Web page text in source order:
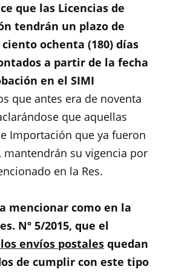
que las Licencias de
tendrán un plazo de
ochenta (180) días
a partir de la fecha
en el SIMI
que antes era de noventa
que aquellas
Importación que ya fueron
mantendrán su vigencia por
en la Res.
mencionar como en la
Nº 5/2015, que el
envíos postales quedan
de cumplir con este tipo